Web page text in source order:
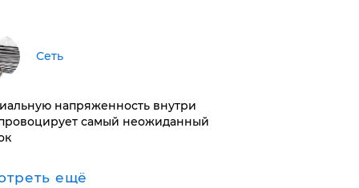
Сеть
напряженность внутри
самый неожиданный
ещё